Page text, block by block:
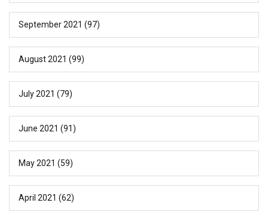
September 2021 (97)
August 2021 (99)
July 2021 (79)
June 2021 (91)
May 2021 (59)
April 2021 (62)